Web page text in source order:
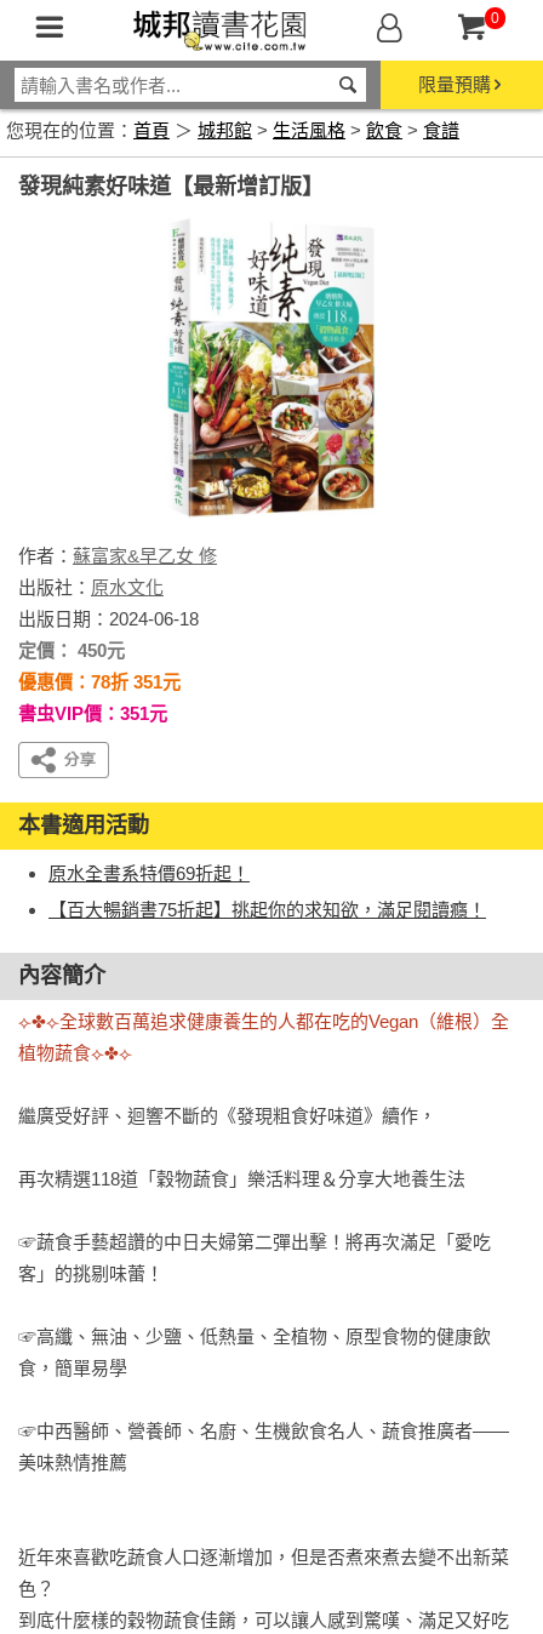
0
限量預購
您現在的位置： 首頁 ＞ 城邦館 > 生活風格 > 飲食 > 食譜
發現純素好味道【最新增訂版】
作者： 蘇富家&早乙女 修
出版社： 原水文化
出版日期：2024-06-18
定價： 450元
優惠價：78折 351元
書虫VIP價：351元
本書適用活動
原水全書系特價69折起！
【百大暢銷書75折起】挑起你的求知欲，滿足閱讀癮！
內容簡介
⟣✤⟣全球數百萬追求健康養生的人都在吃的Vegan（維根）全
植物蔬食⟣✤⟣
繼廣受好評、迴響不斷的《發現粗食好味道》續作，
再次精選118道「穀物蔬食」樂活料理＆分享大地養生法
☞蔬食手藝超讚的中日夫婦第二彈出擊！將再次滿足「愛吃
客」的挑剔味蕾！
☞高纖、無油、少鹽、低熱量、全植物、原型食物的健康飲
食，簡單易學
☞中西醫師、營養師、名廚、生機飲食名人、蔬食推廣者——
美味熱情推薦
近年來喜歡吃蔬食人口逐漸增加，但是否煮來煮去變不出新菜
色？
到底什麼樣的穀物蔬食佳餚，可以讓人感到驚嘆、滿足又好吃